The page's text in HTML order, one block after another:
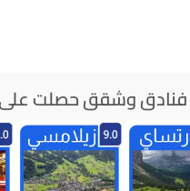
فنادق وشقق حصلت على